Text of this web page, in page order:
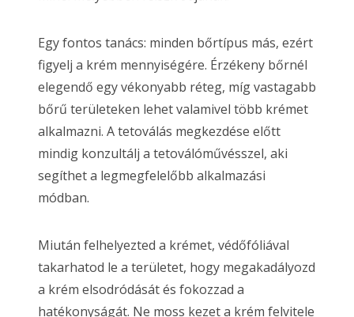
Egy fontos tanács: minden bőrtípus más, ezért
figyelj a krém mennyiségére. Érzékeny bőrnél
elegendő egy vékonyabb réteg, míg vastagabb
bőrű területeken lehet valamivel több krémet
alkalmazni. A tetoválás megkezdése előtt
mindig konzultálj a tetoválóművésszel, aki
segíthet a legmegfelelőbb alkalmazási
módban.
Miután felhelyezted a krémet, védőfóliával
takarhatod le a területet, hogy megakadályozd
a krém elsodródását és fokozzad a
hatékonyságát. Ne moss kezet a krém felvitele